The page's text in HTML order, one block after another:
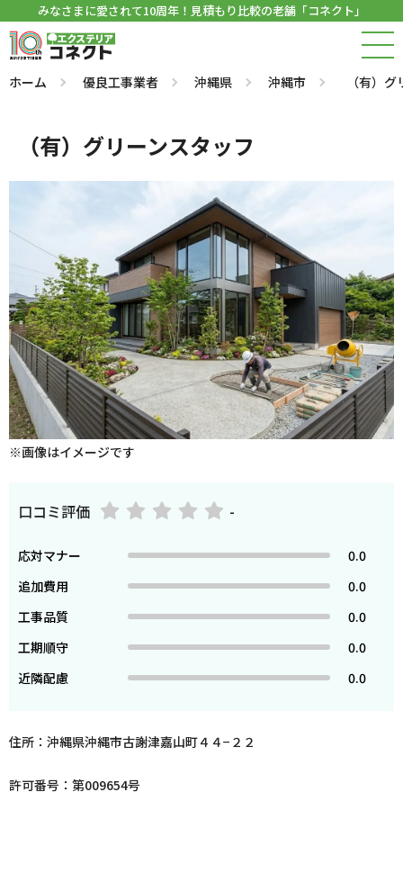
みなさまに愛されて10周年！見積もり比較の老舗「コネクト」
ホーム 優良工事業者 沖縄県 沖縄市 （有）
（有）グリーンスタッフ
※画像はイメージです
口コミ評価 -
応対マナー
0.0
追加費用
0.0
工事品質
0.0
工期順守
0.0
近隣配慮
0.0
住所：沖縄県沖縄市古謝津嘉山町４４−２２
許可番号：第009654号